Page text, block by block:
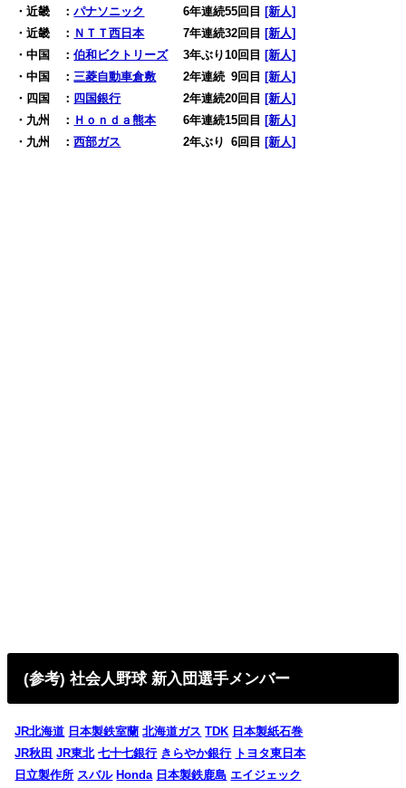
・近畿 ：パナソニック 6年連続55回目[新人]
・近畿 ： ＮＴＴ西日本 7年連続32回目[新人]
・中国 ：伯和ビクトリーズ3年ぶり10回目[新人]
・中国 ： 三菱自動車倉敷 2年連続 09回目[新人]
・四国 ： 四国銀行2年連続20回目[新人]
・九州 ： Ｈｏｎｄａ熊本 6年連続15回目[新人]
・九州 ：西部ガス 2年ぶり 06回目[新人]
(参考) 社会人野球 新入団選手メンバー
JR北海道 日本製鉄室蘭 北海道ガス TDK 日本製紙石巻
JR秋田 JR東北 七十七銀行 きらやか銀行 トヨタ東日本
日立製作所 スバル Honda 日本製鉄鹿島 エイジェック